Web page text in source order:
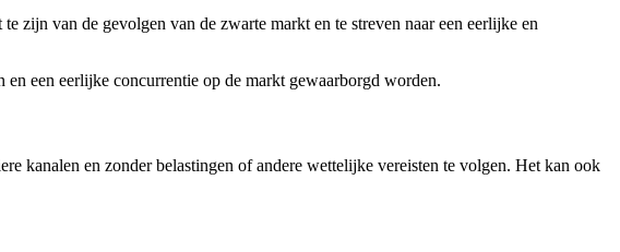
zijn van de gevolgen van de zwarte markt en te streven naar een eerlijke en
een eerlijke concurrentie op de markt gewaarborgd worden.
kanalen en zonder belastingen of andere wettelijke vereisten te volgen. Het kan ook